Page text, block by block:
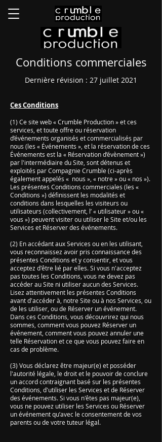
Conditions commerciales
Dernière révision : 27 juillet 2021
Ces Conditions
(1) Ce site web « Crumble Production » et ces
services, et toute offre ou réservation
d’événements organisés et commercialisés par
nous (les « Événements », et la réservation de ces
Événements est la « Réservation d’évènement »)
par l'intermédiaire du Site, sont détenus et
exploités par Compagnie Crumble (ci-après
également appelés « nous », « notre » ou « nos »).
Les présentes Conditions commerciales (les «
Conditions ») définissent les modalités et
conditions dans lesquelles les visiteurs ou
utilisateurs (collectivement, l’ « utilisateur » ou «
vous ») peuvent visiter ou utiliser le Site et/ou les
Services et Réserver des événements.
(2) En accédant aux Services ou en les utilisant,
vous reconnaissez avoir pris connaissance des
présentes Conditions et y consentir, et vous
acceptez d'être lié par elles. Si vous n'acceptez
pas toutes les Conditions, vous ne devez pas
accéder au Site ni utiliser aucun des Services.
Lisez attentivement les présentes Conditions
avant d'accéder à, notre Site ou à nos Services, ou
de les utiliser, ou de Réserver un événement.
Dans ces Conditions, vous découvrirez qui nous
sommes, comment vous pouvez Réserver un
événement, comment vous pouvez annuler une
telle Réservation et ce que vous pouvez faire en
cas de problème.
(3) Vous déclarez être majeur(e) et posséder
l'autorité légale, le droit et le pouvoir de conclure
un accord contraignant basé sur les présentes
Conditions, d'utiliser les Services et de Réserver
des événements. Si vous n'êtes pas majeur(e),
vous ne pouvez utiliser les Services ou Réserver
un événement qu’avec le consentement de vos
parents ou de votre tuteur légal.